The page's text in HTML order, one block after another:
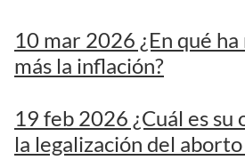
10 mar 2026 ¿En qué
más la inflación?
19 feb 2026 ¿Cuál es su
la legalización del